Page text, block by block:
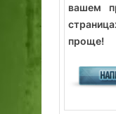
вашем
проще!